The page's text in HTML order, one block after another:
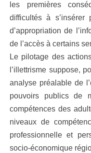
les premières
difficultés à s’insérer
d’appropriation de
de l’accès à certains
Le pilotage des
l’illettrisme suppose,
analyse préalable de
pouvoirs publics de
compétences des
niveaux de
professionnelle et
socio-économique